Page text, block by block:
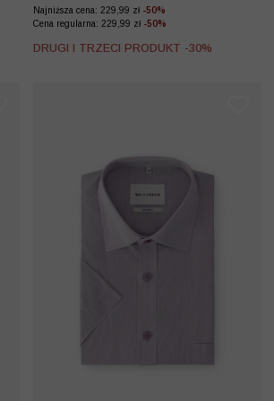
Najniższa cena: 229,99 zł -50%
Cena regularna: 229,99 zł -50%
DRUGI I TRZECI PRODUKT -30%